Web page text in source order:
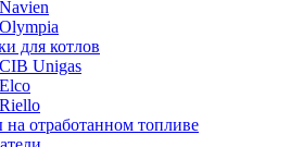
Navien
Olympia
для котлов
CIB Unigas
Elco
Riello
на отработанном топливе